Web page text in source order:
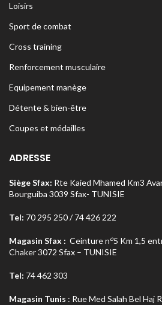
Loisirs
Sport de combat
Cross training
Renforcement musculaire
Equipement manège
Détente & bien-être
Coupes et médailles
ADRESSE
Siège Sfax: Rte Kaied Mhamed Km3
Bourguiba 3039 Sfax- TUNISIE
Tel: 70 295 250 / 74 426 222
Magasin Sfax : Ceinture no5 Km 1,5
Chaker 3072 Sfax – TUNISIE
Tel: 74 462 303
Magasin Tunis : Rue Med Salah Bel Haj